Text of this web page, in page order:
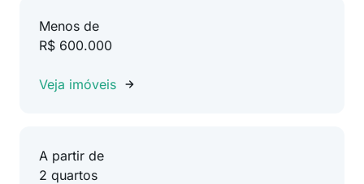
Menos de
R$ 600.000
Veja imóveis
A partir de
2 quartos